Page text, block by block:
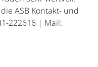
ASB Kontakt- und
222616 | Mail: